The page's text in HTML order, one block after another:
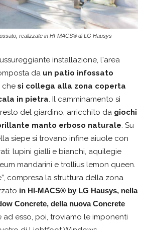
realizzate in HI-MACS® di LG Hausys
installazione, l'area
da un patio infossato
che si collega alla zona coperta
in pietra. Il camminamento si
del giardino, arricchito da giochi
manto erboso naturale. Su
siepe si trovano infine aiuole con
lupini gialli e bianchi, aquilegie
mandarini e trollius lemon queen.
compresa la struttura della zona
in HI-MACS® by LG Hausys, nella
Concrete, della nuova Concrete
ad esso, poi, troviamo le imponenti